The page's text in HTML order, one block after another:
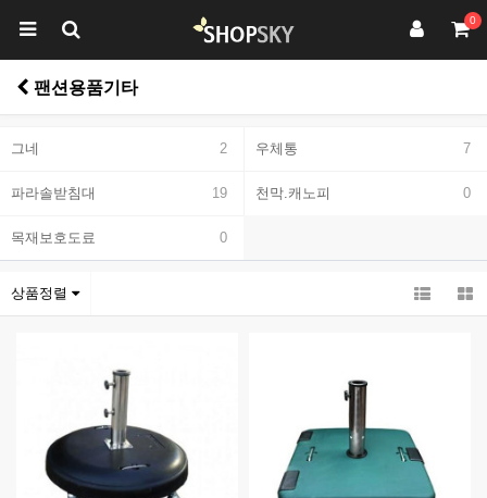
0
팬션용품기타
그네 2 우체통 7
파라솔받침대 19 천막.캐노피 0
목재보호도료 0
상품정렬